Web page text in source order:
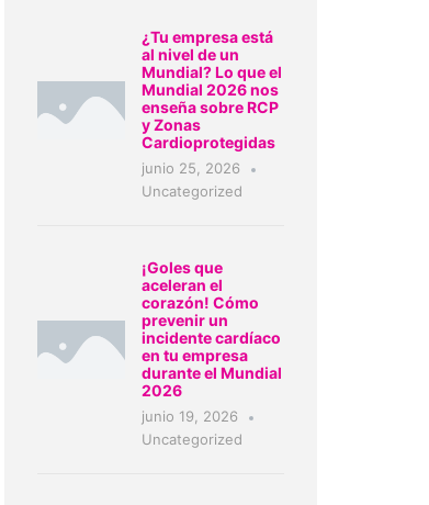
¿Tu empresa está
al nivel de un
Mundial? Lo que el
Mundial 2026 nos
enseña sobre RCP
y Zonas
Cardioprotegidas
junio 25, 2026
Uncategorized
¡Goles que
aceleran el
corazón! Cómo
prevenir un
incidente cardíaco
en tu empresa
durante el Mundial
2026
junio 19, 2026
Uncategorized